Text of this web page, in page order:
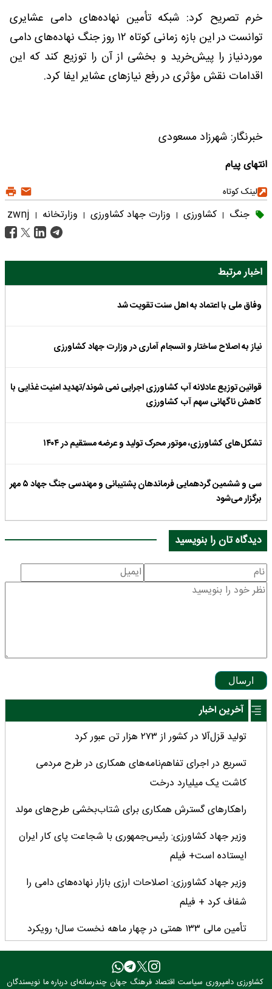
خرم تصریح کرد: شبکه تأمین نهاده‌های دامی عشایری
توانست در این بازه زمانی کوتاه ١٢ روز جنگ نهاده‌های دامی
موردنیاز را پیش‌خرید و بخشی از آن را توزیع کند که این
اقدامات نقش مؤثری در رفع نیازهای عشایر ایفا کرد.
خبرنگار: شهرزاد مسعودی
انتهای پیام
لینک کوتاه
جنگ | کشاورزی | وزارت جهاد کشاورزی | وزارتخانه |
zwnj
اخبار مرتبط
وفاق ملی با اعتماد به اهل سنت تقویت شد
نیاز به اصلاح ساختار و انسجام آماری در وزارت جهاد کشاورزی
قوانین توزیع عادلانه آب کشاورزی اجرایی نمی شوند/تهدید امنیت غذایی با
کاهش ناگهانی سهم آب کشاورزی
تشکل‌های کشاورزی، موتور محرک تولید و عرضه مستقیم در ۱۴۰۴
سی و ششمین گردهمایی فرماندهان پشتیبانی و مهندسی جنگ جهاد ۵ مهر
برگزار می‌شود
دیدگاه تان را بنویسید
ارسال
آخرین اخبار
تولید قزل‌آلا در کشور از ۲۷۳ هزار تن عبور کرد
تسریع در اجرای تفاهم‌نامه‌های همکاری در طرح مردمی
کاشت یک میلیارد درخت
راهکارهای گسترش همکاری برای شتاب‌بخشی طرح‌های مولد
وزیر جهاد کشاورزی: رئیس‌جمهوری با شجاعت پای کار ایران
ایستاده است+ فیلم
وزیر جهاد کشاورزی: اصلاحات ارزی بازار نهاده‌های دامی را
شفاف کرد + فیلم
تأمین مالی ۱۳۳ همتی در چهار ماهه نخست سال؛ رویکرد
هدفمند بانک کشاورزی برای تضمین امنیت غذایی
فراخوان بین‌المللی فائو برای طراحی پوستر روز جهانی غذاکشاورزی دامپروری سیاست اقتصاد فرهنگ جهان چندرسانه‌ای درباره ما نویسندگان